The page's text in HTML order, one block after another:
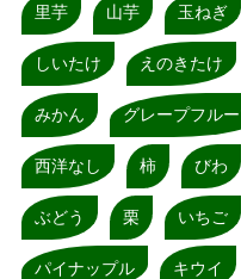
里芋 山芋 玉ねぎ
しいたけ えのきたけ
みかん グレープフル
西洋なし 柿 びわ
ぶどう 栗 いちご
パイナップル キウイ